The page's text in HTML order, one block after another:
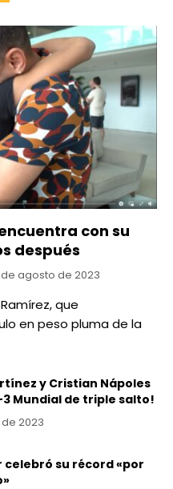
con su
después
de agosto de 2023
que
en peso pluma de la
y Cristian Nápoles
Mundial de triple salto!
2023
celebró su récord «por